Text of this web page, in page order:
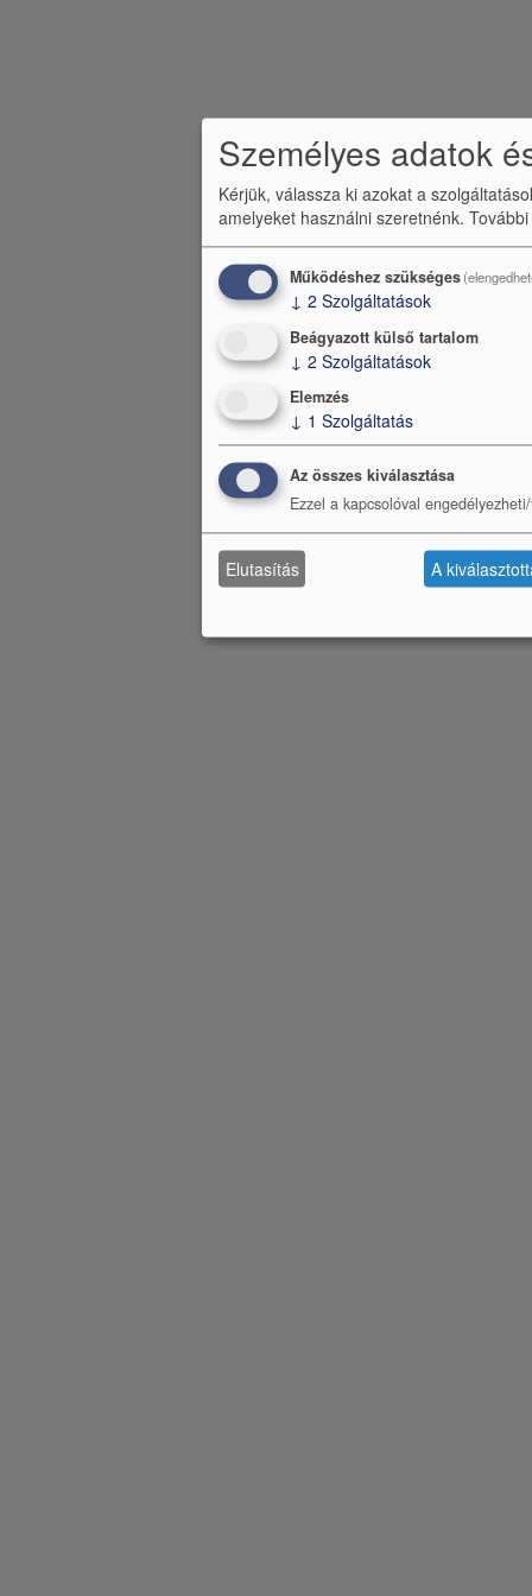
Személyes adatok
Kérjük, válassza ki azokat a
amelyeket használni szeretnénk.
Működéshez szükséges
↓ 2 Szolgáltatások
Beágyazott külső tartalom
↓ 2 Szolgáltatások
Elemzés
↓ 1 Szolgáltatás
Az összes kiválasztása
Ezzel a kapcsolóval
Elutasítás A